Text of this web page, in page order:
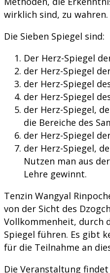
wirklich sind, zu wahren.
Die Sieben Spiegel sind:
Der Herz-Spiegel
der Herz-Spiegel
der Herz-Spiegel
der Herz-Spiegel
der Herz-Spiegel,
die Bereiche des
der Herz-Spiegel
der Herz-Spiegel,
Nutzen man aus
Lehre gewinnt.
Tenzin Wangyal
von der Sicht des
Vollkommenheit, durch
Spiegel führen. Es gibt
für die Teilnahme an
Die Veranstaltung